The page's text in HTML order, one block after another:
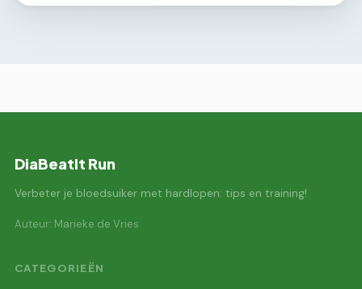
DiaBeatIt Run
Verbeter je bloedsuiker met hardlopen: tips en training!
Auteur: Marieke de Vries
CATEGORIEËN